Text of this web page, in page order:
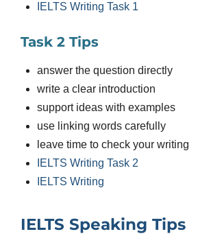
IELTS Writing Task 1
Task 2 Tips
answer the question directly
write a clear introduction
support ideas with examples
use linking words carefully
leave time to check your writing
IELTS Writing Task 2
IELTS Writing
IELTS Speaking Tips